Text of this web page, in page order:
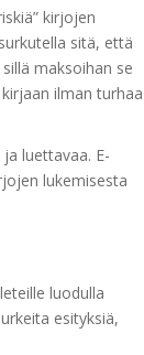
kirjojen
sitä, että
maksoihan se
ilman turhaa
luettavaa. E-
lukemisesta
luodulla
esityksiä,